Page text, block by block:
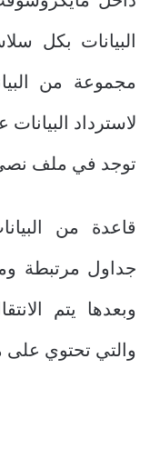
البيانات بكل
مجموعة من
لاسترداد
توجد في ملف
قاعدة من
وبعدها يتم
والتي تحتوي على